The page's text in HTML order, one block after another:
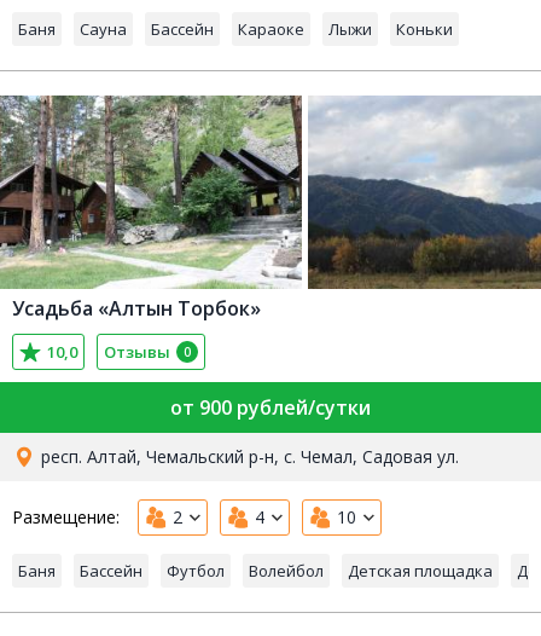
Баня Сауна Бассейн Караоке Лыжи Коньки
Усадьба «Алтын Торбок»
10,0 Отзывы 0
от 900 рублей/сутки
респ. Алтай, Чемальский р-н, с. Чемал, Садовая ул.
Размещение: 2 4 10
Баня Бассейн Футбол Волейбол Детская площадка